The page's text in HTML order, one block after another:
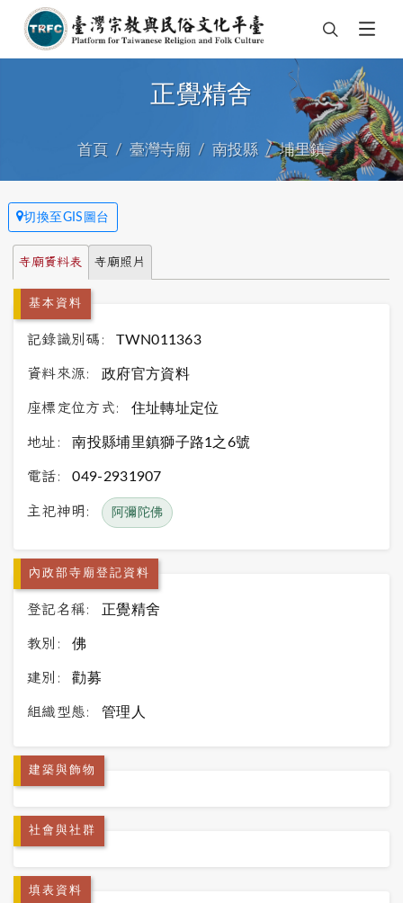
正覺精舍
首頁 臺灣寺廟 南投縣 埔里鎮
切換至GIS圖台
寺廟資料表 寺廟照片
基本資料
記錄識別碼: TWN011363
資料來源: 政府官方資料
座標定位方式: 住址轉址定位
地址: 南投縣埔里鎮獅子路1之6號
電話: 049-2931907
主祀神明: 阿彌陀佛
內政部寺廟登記資料
登記名稱: 正覺精舍
教別: 佛
建別: 勸募
組織型態: 管理人
建築與飾物
社會與社群
填表資料